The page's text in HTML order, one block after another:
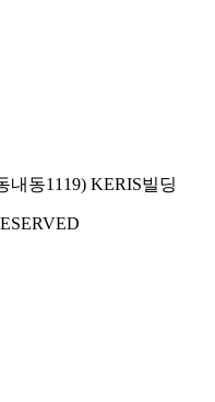
내동1119) KERIS빌딩